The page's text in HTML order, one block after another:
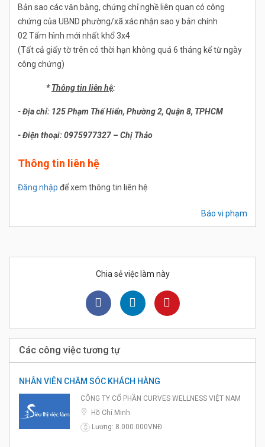
Bản sao các văn bằng, chứng chỉ nghề liên quan có công
chứng của UBND phường/xã xác nhận sao y bản chính
02 Tấm hình mới nhất khổ 3x4
(Tất cả giấy tờ trên có thời hạn không quá 6 tháng kể từ ngày
công chứng)
*Thông tin liên hệ:
- Địa chỉ: 125 Phạm Thế Hiển, Phường 2, Quận 8, TPHCM
- Điện thoại: 0975977327 – Chị Thảo
Thông tin liên hệ
Đăng nhập để xem thông tin liên hệ
Báo vi phạm
Chia sẻ việc làm này
Các công việc tương tự
NHÂN VIÊN CHĂM SÓC KHÁCH HÀNG
CÔNG TY CỔ PHẦN CURVES WELLNESS VIỆT NAM
Hồ Chí Minh
$
Lương: 8.000.000VNĐ